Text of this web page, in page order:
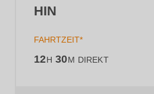
HIN
FAHRTZEIT*
12H 30M DIREKT